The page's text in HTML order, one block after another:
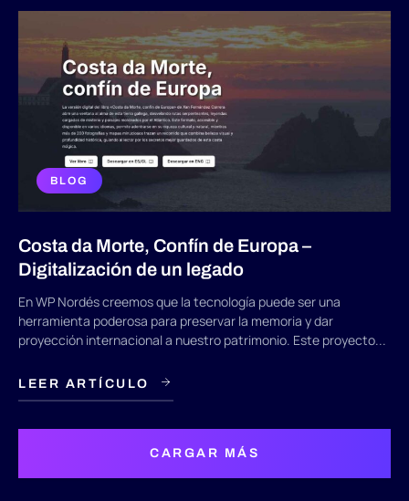
BLOG
Costa da Morte, Confín de Europa –
Digitalización de un legado
En WP Nordés creemos que la tecnología puede ser una
herramienta poderosa para preservar la memoria y dar
proyección internacional a nuestro patrimonio. Este proyecto...
LEER ARTÍCULO
CARGAR MÁS